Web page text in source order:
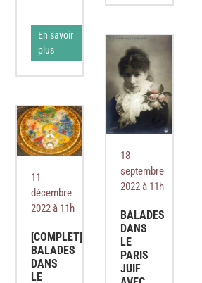
En savoir
plus
18
septembre
2022 à 11h
BALADES
DANS
LE
PARIS
JUIF
11
décembre
2022 à 11h
[COMPLET]
BALADES
DANS
LE